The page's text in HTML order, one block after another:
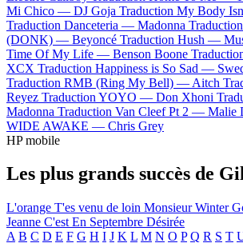
Mi Chico — DJ Goja Traduction My Body
Traduction Danceteria — Madonna
(DONK) — Beyoncé Traduction Hush —
Time Of My Life — Benson Boone
XCX Traduction Happiness is So Sad —
Traduction RMB (Ring My Bell) — Aitch
Reyez Traduction YOYO — Don Xhoni
Madonna Traduction Van Cleef Pt 2 — Malie
WIDE AWAKE — Chris Grey
HP mobile
Les plus grands succès de
L'orange T'es venu de loin Monsieur Winter
Jeanne C'est En Septembre Désirée
A B C D E F G H I J K L M N O P Q R S T